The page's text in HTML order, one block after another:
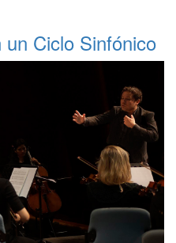
Ciclo Sinfónico